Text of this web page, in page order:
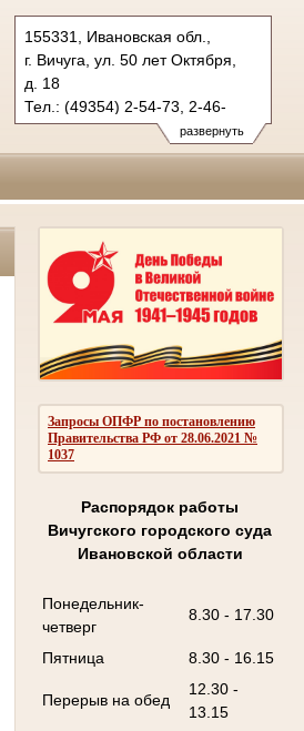
развернуть
155331, Ивановская обл.,
г. Вичуга, ул. 50 лет Октября,
д. 18
Тел.: (49354) 2-54-73, 2-46-
23 (ф.)
vichugsky.iwn@sudrf.ru
Запросы ОПФР по постановлению
Правительства РФ от 28.06.2021 №
1037
Распорядок работы
Вичугского городского суда
Ивановской области
Понедельник-
четверг
8.30 - 17.30
Пятница 8.30 - 16.15
Перерыв на обед
12.30 -
13.15